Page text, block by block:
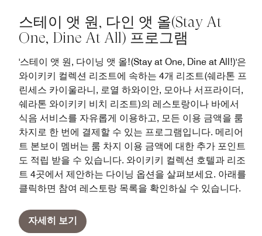
스테이 앳 원, 다인 앳 올(Stay At
One, Dine At All) 프로그램
'스테이 앳 원, 다이닝 앳 올!(Stay at One, Dine at All!)'은
와이키키 컬렉션 리조트에 속하는 4개 리조트(쉐라톤 프
린세스 카이울라니, 로열 하와이안, 모아나 서프라이더,
쉐라톤 와이키키 비치 리조트)의 레스토랑이나 바에서
식음 서비스를 자유롭게 이용하고, 모든 이용 금액을 룸
차지로 한 번에 결제할 수 있는 프로그램입니다. 메리어
트 본보이 멤버는 룸 차지 이용 금액에 대한 추가 포인트
도 적립 받을 수 있습니다. 와이키키 컬렉션 호텔과 리조
트 4곳에서 제안하는 다이닝 옵션을 살펴보세요. 아래를
클릭하면 참여 레스토랑 목록을 확인하실 수 있습니다.
자세히 보기